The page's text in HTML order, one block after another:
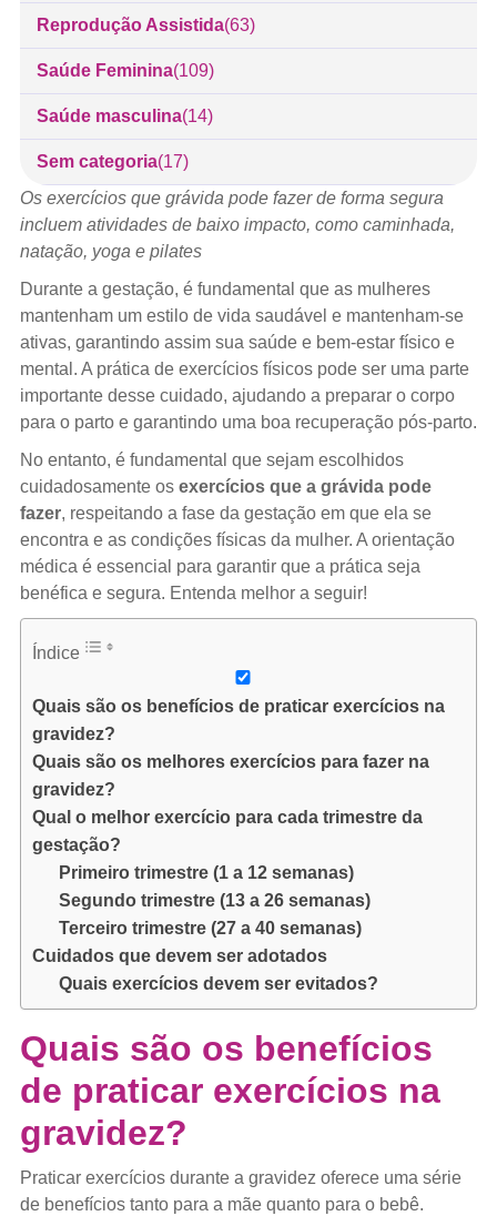
Reprodução Assistida(63)
Saúde Feminina(109)
Saúde masculina(14)
Sem categoria(17)
Os exercícios que grávida pode fazer de forma segura
incluem atividades de baixo impacto, como caminhada,
natação, yoga e pilates
Durante a gestação, é fundamental que as mulheres
mantenham um estilo de vida saudável e mantenham-se
ativas, garantindo assim sua saúde e bem-estar físico e
mental. A prática de exercícios físicos pode ser uma parte
importante desse cuidado, ajudando a preparar o corpo
para o parto e garantindo uma boa recuperação pós-parto.
No entanto, é fundamental que sejam escolhidos
cuidadosamente os exercícios que a grávida pode
fazer, respeitando a fase da gestação em que ela se
encontra e as condições físicas da mulher. A orientação
médica é essencial para garantir que a prática seja
benéfica e segura. Entenda melhor a seguir!
Índice
Quais são os benefícios de praticar exercícios na
gravidez?
Quais são os melhores exercícios para fazer na
gravidez?
Qual o melhor exercício para cada trimestre da
gestação?
Primeiro trimestre (1 a 12 semanas)
Segundo trimestre (13 a 26 semanas)
Terceiro trimestre (27 a 40 semanas)
Cuidados que devem ser adotados
Quais exercícios devem ser evitados?
Quais são os benefícios
de praticar exercícios na
gravidez?
Praticar exercícios durante a gravidez oferece uma série
de benefícios tanto para a mãe quanto para o bebê.